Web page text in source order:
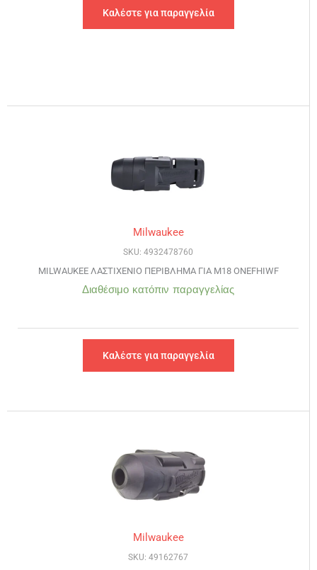
Καλέστε για παραγγελία
Milwaukee
SKU: 4932478760
MILWAUKEE ΛΑΣΤΙΧΕΝΙΟ ΠΕΡΙΒΛΗΜΑ ΓΙΑ M18 ONEFHIWF
Διαθέσιμο κατόπιν παραγγελίας
Καλέστε για παραγγελία
Milwaukee
SKU: 49162767